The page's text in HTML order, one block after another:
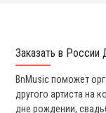
Заказать в России
BnMusic поможет
другого артиста на
дне рождении,